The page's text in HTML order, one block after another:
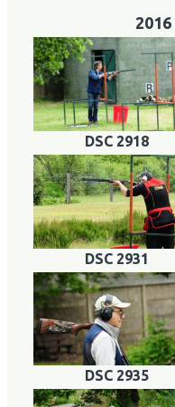
DSC 2918
DSC 2931
DSC 2935